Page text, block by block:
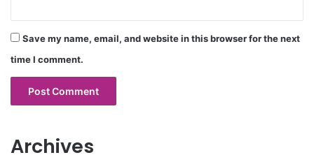
Save my name, email, and website in this browser for the next
time I comment.
Archives